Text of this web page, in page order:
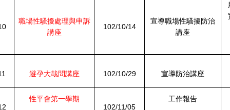
職場性騷擾處理與申訴
講座
102/10/14
宣導職場性騷擾防治
講座
避孕大哉問講座 102/10/29 宣導防治講座
性平會第一學期
102/11/05
工作報告